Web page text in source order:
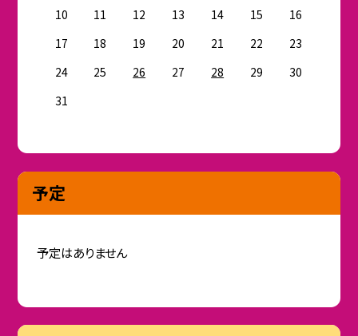
10
11 12 13 14 15
16
17
18 19 20 21 22
23
24
25 26 27 28 29
30
31
予定
予定はありません